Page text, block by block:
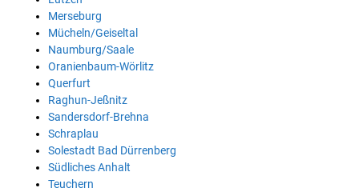
Merseburg
Mücheln/Geiseltal
Naumburg/Saale
Oranienbaum-Wörlitz
Querfurt
Raghun-Jeßnitz
Sandersdorf-Brehna
Schraplau
Solestadt Bad Dürrenberg
Südliches Anhalt
Teuchern